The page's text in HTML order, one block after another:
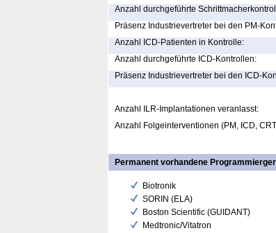
Anzahl durchgeführte
Präsenz Industrievertreter bei den PM-
Anzahl ICD-Patienten in Kontrolle:
Anzahl durchgeführte ICD-Kontrollen:
Präsenz Industrievertreter bei den ICD-
Anzahl ILR-Implantationen veranlasst:
Anzahl Folgeinterventionen (PM, ICD,
Permanent vorhandene
Biotronik
SORIN (ELA)
Boston Scientific (GUIDANT)
Medtronic/Vitatron